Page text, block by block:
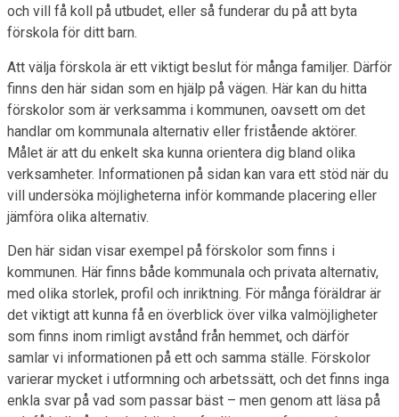
och vill få koll på utbudet, eller så funderar du på att byta
förskola för ditt barn.
Att välja förskola är ett viktigt beslut för många familjer. Därför
finns den här sidan som en hjälp på vägen. Här kan du hitta
förskolor som är verksamma i kommunen, oavsett om det
handlar om kommunala alternativ eller fristående aktörer.
Målet är att du enkelt ska kunna orientera dig bland olika
verksamheter. Informationen på sidan kan vara ett stöd när du
vill undersöka möjligheterna inför kommande placering eller
jämföra olika alternativ.
Den här sidan visar exempel på förskolor som finns i
kommunen. Här finns både kommunala och privata alternativ,
med olika storlek, profil och inriktning. För många föräldrar är
det viktigt att kunna få en överblick över vilka valmöjligheter
som finns inom rimligt avstånd från hemmet, och därför
samlar vi informationen på ett och samma ställe. Förskolor
varierar mycket i utformning och arbetssätt, och det finns inga
enkla svar på vad som passar bäst – men genom att läsa på